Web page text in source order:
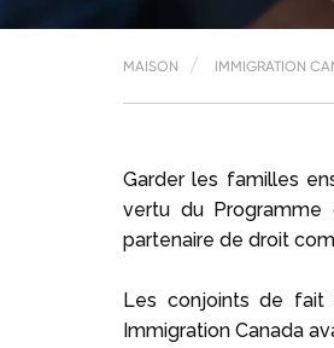
MAISON IMMIGRATION
Garder les familles
vertu du Programme
partenaire de droit
Les conjoints de fait
Immigration Canada